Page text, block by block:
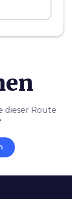
dieser Route